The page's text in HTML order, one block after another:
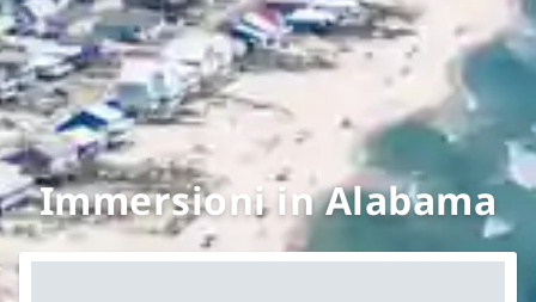
Immersioni in Alabama